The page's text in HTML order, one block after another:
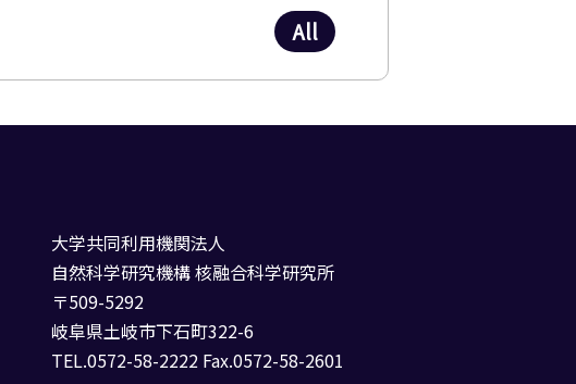
All
大学共同利用機関法人
自然科学研究機構 核融合科学研究所
〒509-5292
岐阜県土岐市下石町322-6
TEL.0572-58-2222 Fax.0572-58-2601